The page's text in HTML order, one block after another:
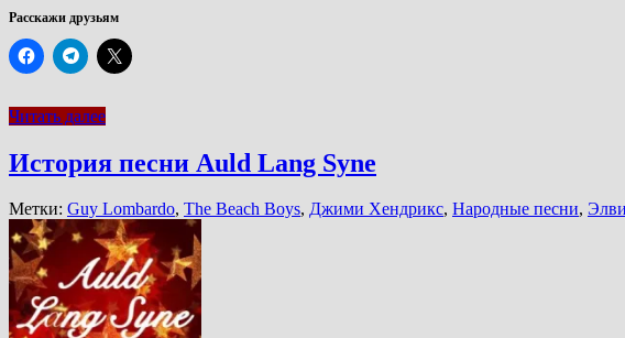
Расскажи друзьям
Читать далее
История песни Auld Lang Syne
Метки: Guy Lombardo, The Beach Boys, Джими Хендрикс, Народные песни,